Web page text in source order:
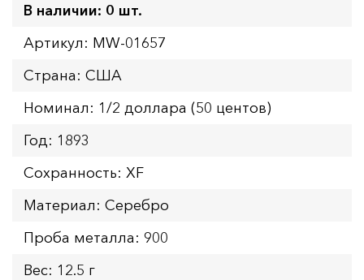
В наличии: 0 шт.
Артикул: MW-01657
Страна: США
Номинал: 1/2 доллара (50 центов)
Год: 1893
Сохранность: XF
Материал: Серебро
Проба металла: 900
Вес: 12.5 г